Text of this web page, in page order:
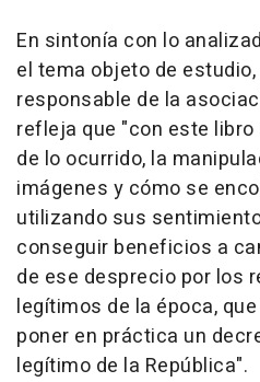
En sintonía con lo
el tema objeto de
responsable de la
refleja que "con este
de lo ocurrido, la
imágenes y cómo se
utilizando sus
conseguir beneficios a
de ese desprecio por los
legítimos de la época,
poner en práctica un
legítimo de la República".